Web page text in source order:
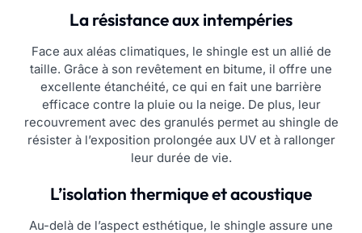
La résistance aux intempéries
Face aux aléas climatiques, le shingle est un allié de
taille. Grâce à son revêtement en bitume, il offre une
excellente étanchéité, ce qui en fait une barrière
efficace contre la pluie ou la neige. De plus, leur
recouvrement avec des granulés permet au shingle de
résister à l’exposition prolongée aux UV et à rallonger
leur durée de vie.
L’isolation thermique et acoustique
Au-delà de l’aspect esthétique, le shingle assure une